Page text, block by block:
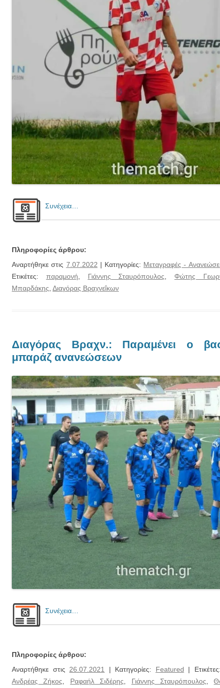
Συνέχεια…
Πληροφορίες άρθρου:
Αναρτήθηκε στις 7.07.2022 | Κατηγορίες: Μεταγραφές -
Ετικέτες: παραμονή, Γιάννης Σταυρόπουλος, Φώτης
Μπαρδάκης, Διαγόρας Βραχνεΐκων
Διαγόρας Βραχν.: Παραμένει ο
μπαράζ ανανεώσεων
Συνέχεια…
Πληροφορίες άρθρου:
Αναρτήθηκε στις 26.07.2021 | Κατηγορίες: Featured |
Ανδρέας Ζήκος
Ραφαήλ Σιδέρης Γιάννης Σταυρόπουλος ,